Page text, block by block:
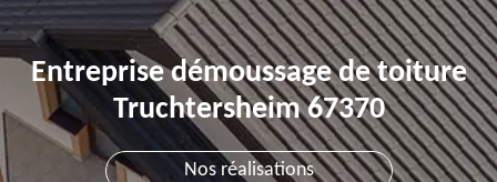
Entreprise démoussage de toiture
Truchtersheim 67370
Nos réalisations